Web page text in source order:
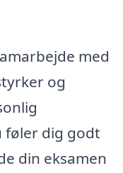
med
og
føler dig godt
din eksamen